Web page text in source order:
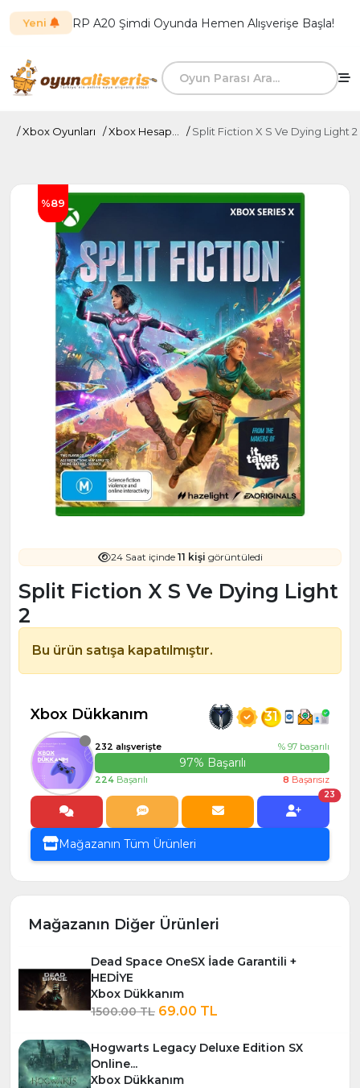
Yeni RP A20 Şimdi Oyunda Hemen Alışverişe Başla!
Xbox Oyunları Xbox Hesap... Split Fiction X S Ve Dying Light 2
%89
24 Saat içinde 11 kişi görüntüledi
Split Fiction X S Ve Dying Light
2
Bu ürün satışa kapatılmıştır.
Xbox Dükkanım 31
232 alışverişte % 97 başarılı
97% Başarılı
224 Başarılı 8 Başarısız
23
Mağazanın Tüm Ürünleri
Mağazanın Diğer Ürünleri
Dead Space OneSX İade Garantili +
HEDİYE
Xbox Dükkanım
1500.00 TL 69.00 TL
Hogwarts Legacy Deluxe Edition SX
Online...
Xbox Dükkanım